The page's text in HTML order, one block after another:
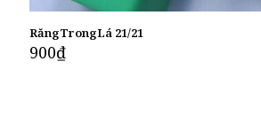
RăngTrongLá 21/21
900₫